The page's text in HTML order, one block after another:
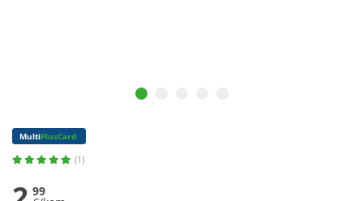
MultiPlusCard
(1)
99